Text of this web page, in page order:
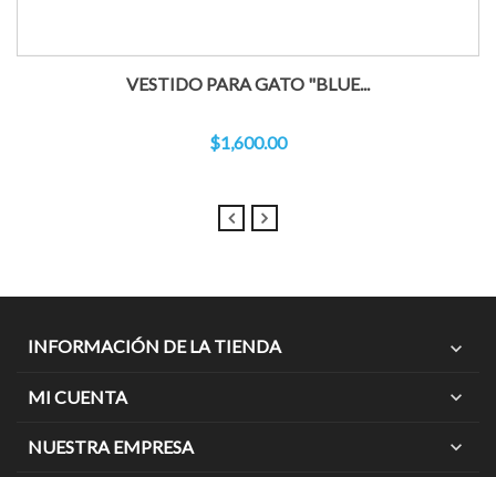
VESTIDO PARA GATO "BLUE...
$1,600.00
INFORMACIÓN DE LA TIENDA expand_more
MI CUENTA expand_more
NUESTRA EMPRESA expand_more